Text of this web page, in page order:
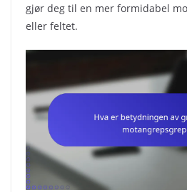
gjør deg til en mer formidabel
eller feltet.